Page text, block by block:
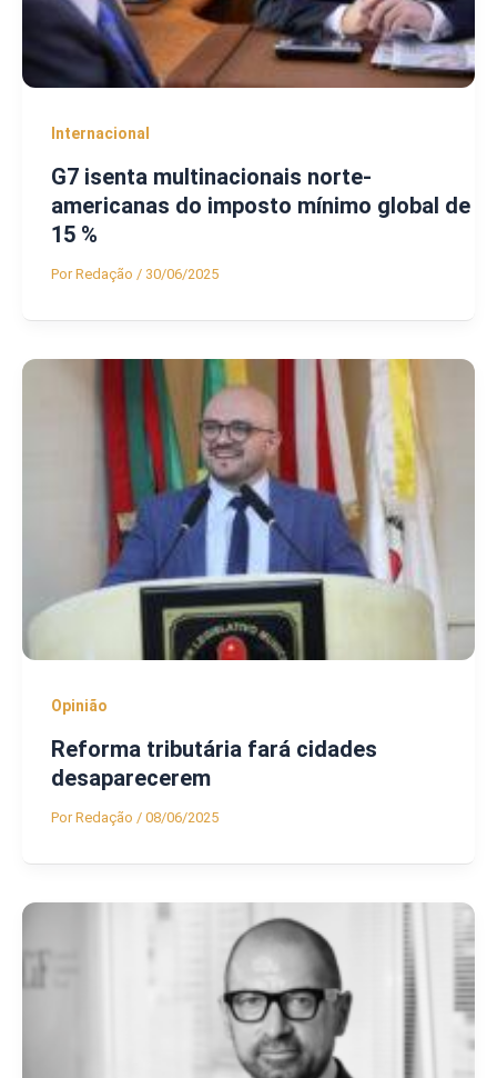
Internacional
G7 isenta multinacionais norte-
americanas do imposto mínimo global de
15 %
PorRedação / 30/06/2025
Opinião
Reforma tributária fará cidades
desaparecerem
PorRedação / 08/06/2025